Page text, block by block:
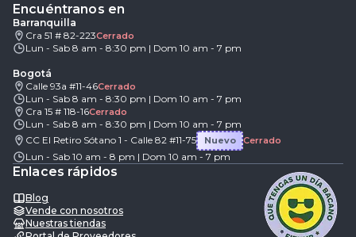
Encuéntranos en
Barranquilla
Cra 51 # 82-223Cerrado
Lun - Sab 8 am - 8:30 pm | Dom 10 am - 7 pm
Bogotá
Calle 93a #11-46Cerrado
Lun - Sab 8 am - 8:30 pm | Dom 10 am - 7 pm
Cra 15 # 118-16Cerrado
Lun - Sab 8 am - 8:30 pm | Dom 10 am - 7 pm
CC El Retiro Sótano 1 - Calle 82 #11-75
Nuevo Cerrado
Lun - Sab 10 am - 8 pm | Dom 10 am - 7 pm
Enlaces rápidos
Blog
Vende con nosotros
Nuestras tiendas